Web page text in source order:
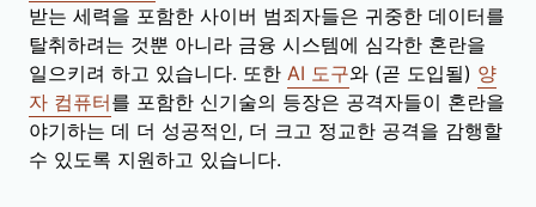
받는 세력을 포함한 사이버 범죄자들은 귀중한 데이터를
탈취하려는 것뿐 아니라 금융 시스템에 심각한 혼란을
일으키려 하고 있습니다. 또한 AI 도구와 (곧 도입될) 양
자 컴퓨터를 포함한 신기술의 등장은 공격자들이 혼란을
야기하는 데 더 성공적인, 더 크고 정교한 공격을 감행할
수 있도록 지원하고 있습니다.